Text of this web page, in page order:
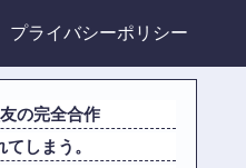
プライバシーポリシー
の完全合作
しまう。